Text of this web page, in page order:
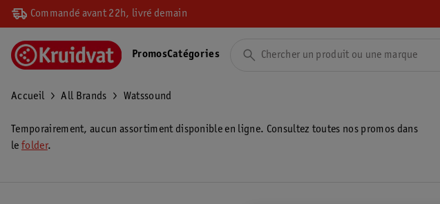
Commandé avant 22h, livré demain
PromosCatégories
Accueil All Brands Watssound
Temporairement, aucun assortiment disponible en ligne. Consultez toutes nos promos dans
le folder.